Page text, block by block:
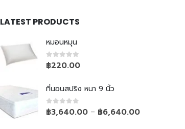
LATEST PRODUCTS
หมอนหมุน
0out of 5
฿220.00
ที่นอนสปริง หนา 9 นิ้ว
0out of 5
฿3,640.00 – ฿6,640.00